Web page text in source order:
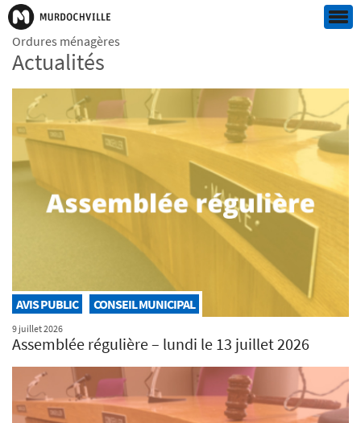
Ordures ménagères
Actualités
AVIS PUBLIC CONSEIL MUNICIPAL
9 juillet 2026
Assemblée régulière – lundi le 13 juillet 2026